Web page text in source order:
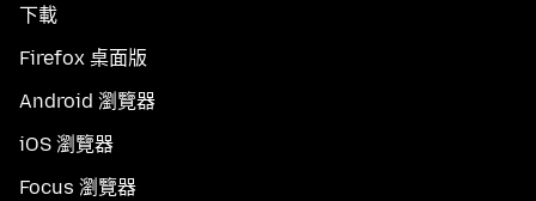
下載
Firefox 桌面版
Android 瀏覽器
iOS 瀏覽器
Focus 瀏覽器